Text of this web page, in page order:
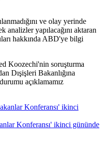
ve olay yerinde
analizler yapılacağını aktaran
hakkında ABD'ye bilgi
Koozechi'nin soruşturma
Dışişleri Bakanlığına
açıklamamız
Konferansı' ikinci gününde